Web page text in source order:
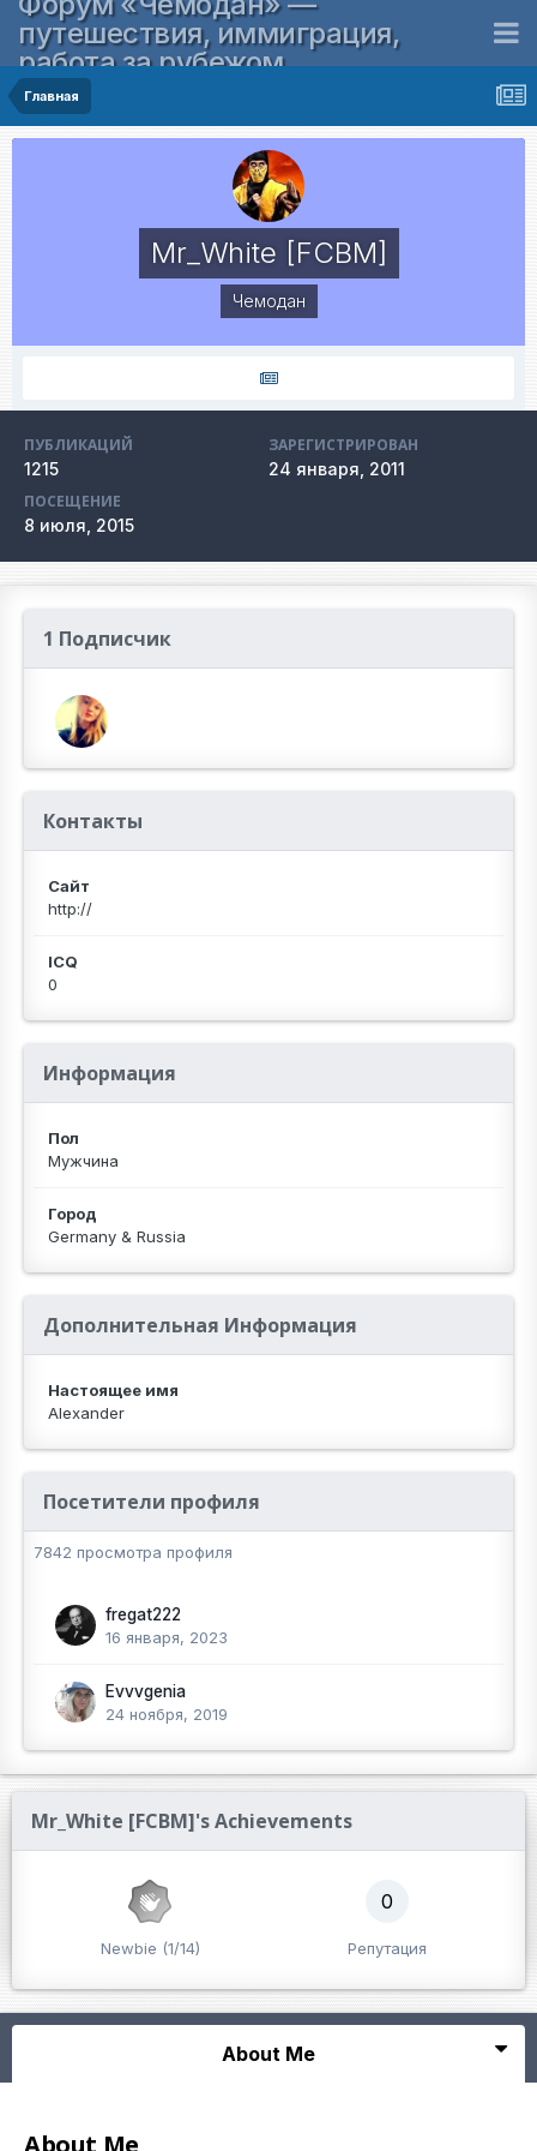
путешествия, иммиграция,
работа за рубежом
Главная
Mr_White [FCBM]
Чемодан
ПУБЛИКАЦИЙ
1215
ЗАРЕГИСТРИРОВАН
24 января, 2011
ПОСЕЩЕНИЕ
8 июля, 2015
1 Подписчик
Контакты
Сайт
http://
ICQ
0
Информация
Пол
Мужчина
Город
Germany & Russia
Дополнительная Информация
Настоящее имя
Alexander
Посетители профиля
7842 просмотра профиля
fregat222
16 января, 2023
Evvvgenia
24 ноября, 2019
Mr_White [FCBM]'s Achievements
Newbie (1/14)
0
Репутация
About Me
About Me